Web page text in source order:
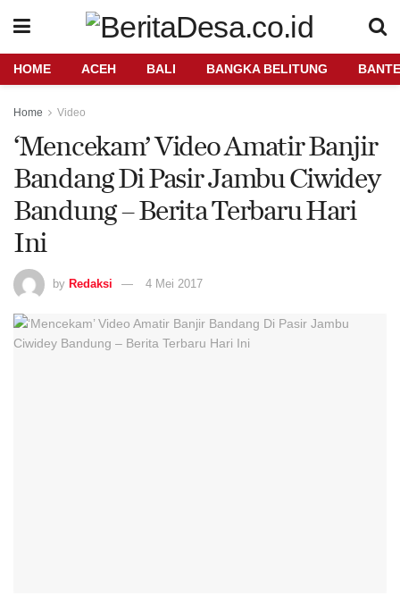
HOME ACEH BALI BANGKA BELITUNG
Home Video
‘Mencekam’ Video Amatir Banjir
Bandang Di Pasir Jambu Ciwidey
Bandung – Berita Terbaru Hari
Ini
by Redaksi 4 Mei 2017